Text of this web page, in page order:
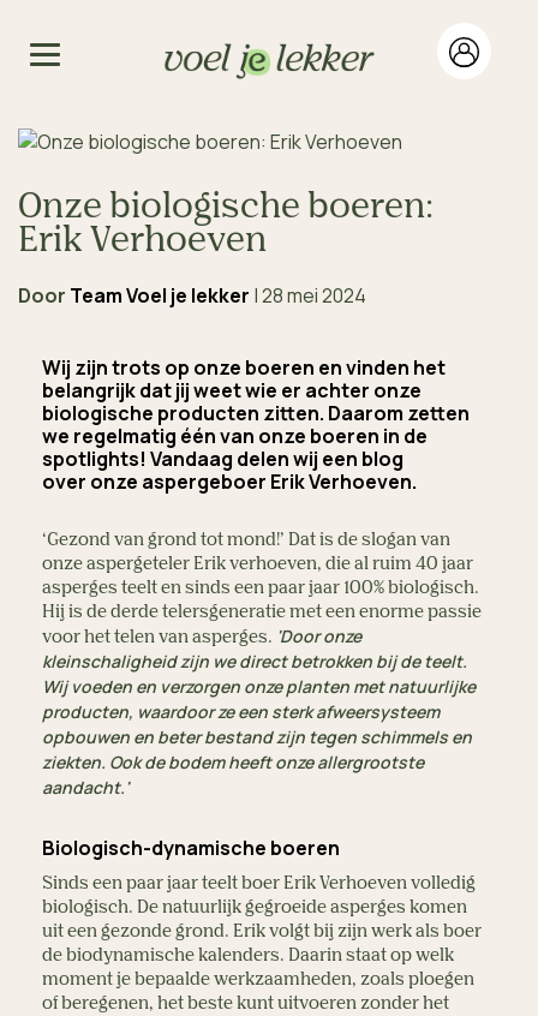
Onze biologische boeren:
Erik Verhoeven
Door Team Voel je lekker |28 mei 2024
Wij zijn trots op onze boeren en vinden het
belangrijk dat jij weet wie er achter onze
biologische producten zitten. Daarom zetten
we regelmatig één van onze boeren in de
spotlights! Vandaag delen wij een blog
over onze aspergeboer Erik Verhoeven.
‘Gezond van grond tot mond!’ Dat is de slogan van
onze aspergeteler Erik verhoeven, die al ruim 40 jaar
asperges teelt en sinds een paar jaar 100% biologisch.
Hij is de derde telersgeneratie met een enorme passie
voor het telen van asperges. 'Door onze
kleinschaligheid zijn we direct betrokken bij de teelt.
Wij voeden en verzorgen onze planten met natuurlijke
producten, waardoor ze een sterk afweersysteem
opbouwen en beter bestand zijn tegen schimmels en
ziekten. Ook de bodem heeft onze allergrootste
aandacht.'
Biologisch-dynamische boeren
Sinds een paar jaar teelt boer Erik Verhoeven volledig
biologisch. De natuurlijk gegroeide asperges komen
uit een gezonde grond. Erik volgt bij zijn werk als boer
de biodynamische kalenders. Daarin staat op welk
moment je bepaalde werkzaamheden, zoals ploegen
of beregenen, het beste kunt uitvoeren zonder het